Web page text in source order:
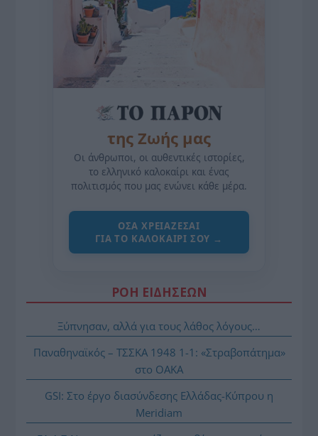
της Ζωής μας
Οι άνθρωποι, οι αυθεντικές ιστορίες,
το ελληνικό καλοκαίρι και ένας
πολιτισμός που μας ενώνει κάθε μέρα.
ΌΣΑ ΧΡΕΙΆΖΕΣΑΙ
ΓΙΑ ΤΟ ΚΑΛΟΚΑΊΡΙ ΣΟΥ →
ΡΟΗ ΕΙΔΗΣΕΩΝ
Ξύπνησαν, αλλά για τους λάθος λόγους…
Παναθηναϊκός – ΤΣΣΚΑ 1948 1-1: «Στραβοπάτημα»
στο ΟΑΚΑ
GSI: Στο έργο διασύνδεσης Ελλάδας-Κύπρου η
Meridiam